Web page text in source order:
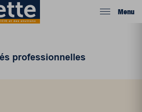
Menu
professionnelles